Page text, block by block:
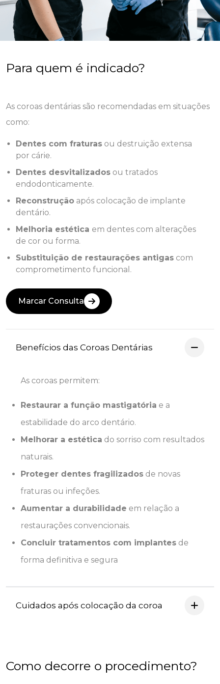
Para quem é indicado?
As coroas dentárias são recomendadas em situações
como:
Dentes com fraturas ou destruição extensa
por cárie.
Dentes desvitalizados ou tratados
endodonticamente.
Reconstrução após colocação de implante
dentário.
Melhoria estética em dentes com alterações
de cor ou forma.
Substituição de restaurações antigas com
comprometimento funcional.
Marcar Consulta
Benefícios das Coroas Dentárias
As coroas permitem:
Restaurar a função mastigatória e a
estabilidade do arco dentário.
Melhorar a estética do sorriso com resultados
naturais.
Proteger dentes fragilizados de novas
fraturas ou infeções.
Aumentar a durabilidade em relação a
restaurações convencionais.
Concluir tratamentos com implantes de
forma definitiva e segura
Cuidados após colocação da coroa
Como decorre o procedimento?